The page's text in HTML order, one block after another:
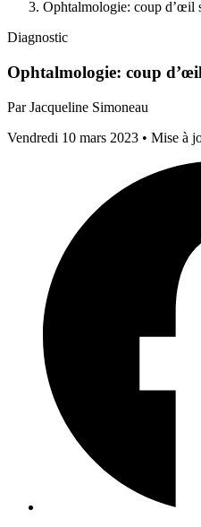
Ophtalmologie: coup d’œil
Diagnostic
Ophtalmologie: coup
ParJacqueline Simoneau
Vendredi 10 mars 2023 • Mise à